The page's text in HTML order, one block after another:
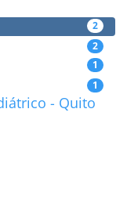
2
2
1
1
- Quito